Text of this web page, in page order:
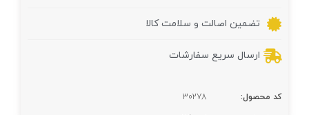
تضمین اصالت و سلامت کالا
ارسال سریع سفارشات
کد محصول:
30278